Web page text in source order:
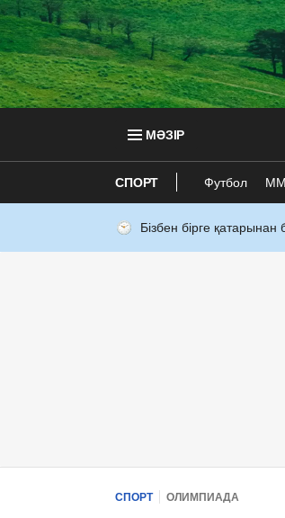
МӘЗІР
СПОРТ Футбол
Бізбен бірге қатарынан
СПОРТ ОЛИМПИАДА